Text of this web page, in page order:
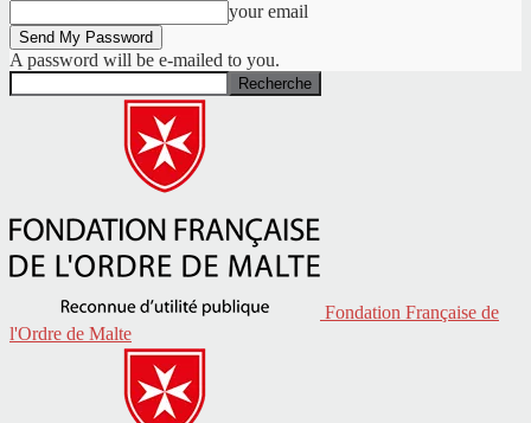
your email
A password will be e-mailed to you.
Fondation Française de
l'Ordre de Malte